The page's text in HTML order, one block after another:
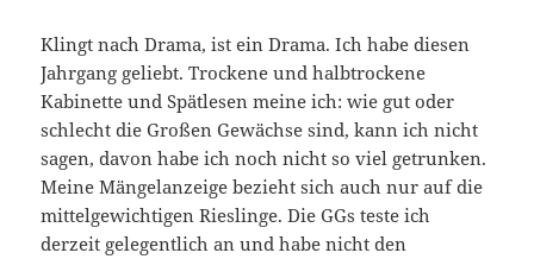
Klingt nach Drama, ist ein Drama. Ich habe diesen
Jahrgang geliebt. Trockene und halbtrockene
Kabinette und Spätlesen meine ich: wie gut oder
schlecht die Großen Gewächse sind, kann ich nicht
sagen, davon habe ich noch nicht so viel getrunken.
Meine Mängelanzeige bezieht sich auch nur auf die
mittelgewichtigen Rieslinge. Die GGs teste ich
derzeit gelegentlich an und habe nicht den